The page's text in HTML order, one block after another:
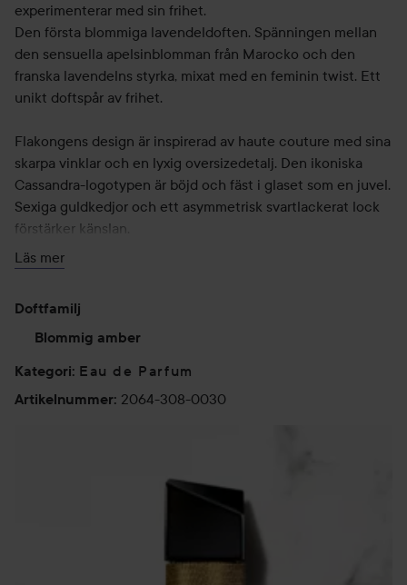
experimenterar med sin frihet.
Den första blommiga lavendeldoften. Spänningen mellan
den sensuella apelsinblomman från Marocko och den
franska lavendelns styrka, mixat med en feminin twist. Ett
unikt doftspår av frihet.
Flakongens design är inspirerad av haute couture med sina
skarpa vinklar och en lyxig oversizedetalj. Den ikoniska
Cassandra-logotypen är böjd och fäst i glaset som en juvel.
Sexiga guldkedjor och ett asymmetrisk svartlackerat lock
förstärker känslan.
Doften av frihet.
Toppnoter: Mandarinolja, petit grain-olja, lavandinolja från
Frankrike och ett stråk av svarta vinbär
grandiflorum och essens från apelsinblommor
Basnoter: Vaniljextrakt från Madagaskar, cederträolja,
den med Libre Eau De Parfum Refill. Genom att fylla på
eau de parfum-flaskan sparar du 41 %* glas, 67 %* metall
Läs mer
Doftfamilj
Blommig amber
Kategori: Eau de Parfum
Artikelnummer: 2064-308-0030